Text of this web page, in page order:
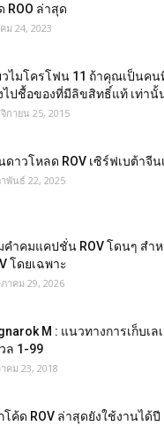
ROO ล่าสุด
ม 24, 2023
วไมโครโฟน 11 ถ้าคุณเป็นคน
ไปชื้อของที่มีลิขสิทธิ์แท้ เท่านั้
กายน 25, 2015
ดาวโหลด ROV เซิร์ฟเบต้าจีน
พันธ์ 22, 2025
คำคมแคปชั่น ROV โดนๆ สำ
โดยเฉพาะ
าคม 29, 2026
M : แนวทางการเก็บเล
วล 1-99
คม 23, 2018
โค้ด ROV ล่าสุดยังใช้งานได้